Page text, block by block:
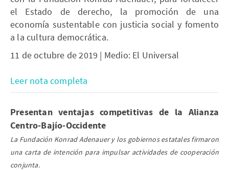
el Estado de derecho, la promoción de una
economía sustentable con justicia social y fomento
a la cultura democrática.
11 de octubre de 2019 | Medio: El Universal
Leer nota completa
Presentan ventajas competitivas de la Alianza
Centro-Bajío-Occidente
La Fundación Konrad Adenauer y los gobiernos estatales firmaron
una carta de intención para impulsar actividades de cooperación
conjunta.